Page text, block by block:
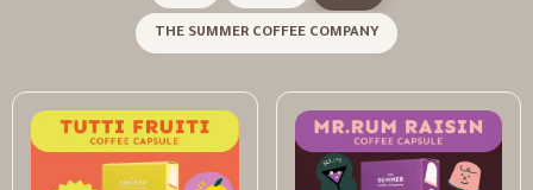
THE SUMMER COFFEE COMPANY